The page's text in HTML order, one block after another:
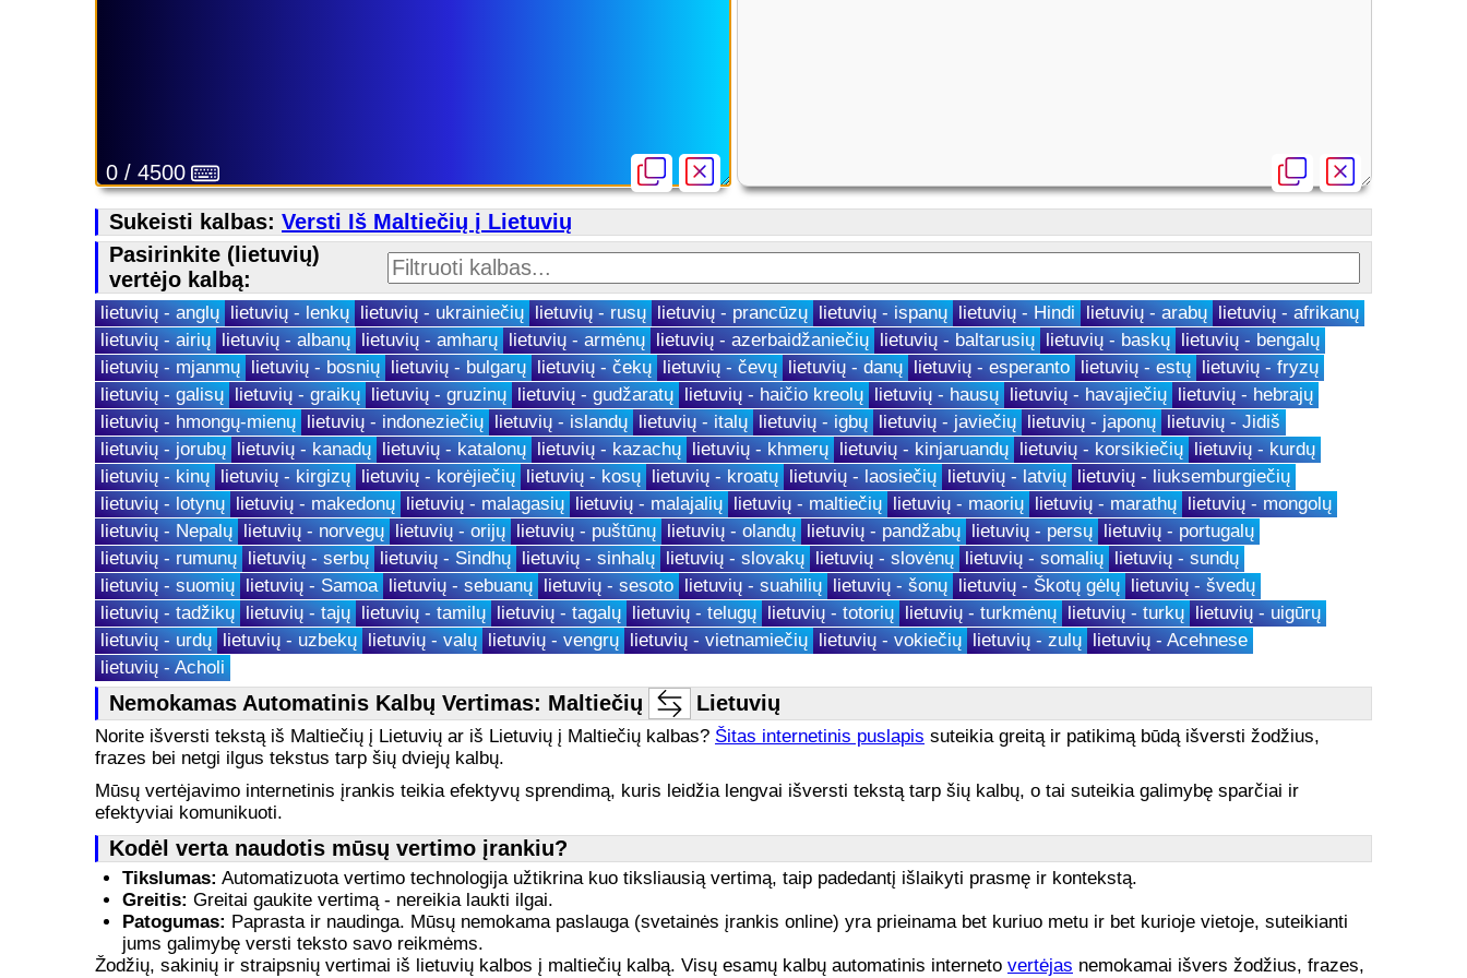
0 / 4500
Sukeisti kalbas: Versti Iš Maltiečių į Lietuvių
Pasirinkite (lietuvių)
vertėjo kalbą:
lietuvių - anglų lietuvių - lenkų lietuvių - ukrainiečių lietuvių - rusų lietuvių - prancūzų lietuvių - ispanų lietuvių - Hindi lietuvių - arabų lietuvių - afrikanų
lietuvių - airių lietuvių - albanų lietuvių - amharų lietuvių - armėnų lietuvių - azerbaidžaniečių lietuvių - baltarusių lietuvių - baskų lietuvių - bengalų
lietuvių - mjanmų lietuvių - bosnių lietuvių - bulgarų lietuvių - čekų lietuvių - čevų lietuvių - danų lietuvių - esperanto lietuvių - estų lietuvių - fryzų
lietuvių - galisų lietuvių - graikų lietuvių - gruzinų lietuvių - gudžaratų lietuvių - haičio kreolų lietuvių - hausų lietuvių - havajiečių lietuvių - hebrajų
lietuvių - hmongų-mienų lietuvių - indoneziečių lietuvių - islandų lietuvių - italų lietuvių - igbų lietuvių - javiečių lietuvių - japonų lietuvių - Jidiš
lietuvių - jorubų lietuvių - kanadų lietuvių - katalonų lietuvių - kazachų lietuvių - khmerų lietuvių - kinjaruandų lietuvių - korsikiečių lietuvių - kurdų
lietuvių - kinų lietuvių - kirgizų lietuvių - korėjiečių lietuvių - kosų lietuvių - kroatų lietuvių - laosiečių lietuvių - latvių lietuvių - liuksemburgiečių
lietuvių - lotynų lietuvių - makedonų lietuvių - malagasių lietuvių - malajalių lietuvių - maltiečių lietuvių - maorių lietuvių - marathų lietuvių - mongolų
lietuvių - Nepalų lietuvių - norvegų lietuvių - orijų lietuvių - puštūnų lietuvių - olandų lietuvių - pandžabų lietuvių - persų lietuvių - portugalų
lietuvių - rumunų lietuvių - serbų lietuvių - Sindhų lietuvių - sinhalų lietuvių - slovakų lietuvių - slovėnų lietuvių - somalių lietuvių - sundų
lietuvių - suomių lietuvių - Samoa lietuvių - sebuanų lietuvių - sesoto lietuvių - suahilių lietuvių - šonų lietuvių - Škotų gėlų lietuvių - švedų
lietuvių - tadžikų lietuvių - tajų lietuvių - tamilų lietuvių - tagalų lietuvių - telugų lietuvių - totorių lietuvių - turkmėnų lietuvių - turkų lietuvių - uigūrų
lietuvių - urdų lietuvių - uzbekų lietuvių - valų lietuvių - vengrų lietuvių - vietnamiečių lietuvių - vokiečių lietuvių - zulų lietuvių - Acehnese
lietuvių - Acholi
Nemokamas Automatinis Kalbų Vertimas: Maltiečių Lietuvių
Norite išversti tekstą iš Maltiečių į Lietuvių ar iš Lietuvių į Maltiečių kalbas? Šitas internetinis puslapis suteikia greitą ir patikimą būdą išversti žodžius,
frazes bei netgi ilgus tekstus tarp šių dviejų kalbų.
Mūsų vertėjavimo internetinis įrankis teikia efektyvų sprendimą, kuris leidžia lengvai išversti tekstą tarp šių kalbų, o tai suteikia galimybę sparčiai ir
efektyviai komunikuoti.
Kodėl verta naudotis mūsų vertimo įrankiu?
Tikslumas: Automatizuota vertimo technologija užtikrina kuo tiksliausią vertimą, taip padedantį išlaikyti prasmę ir kontekstą.
Greitis: Greitai gaukite vertimą - nereikia laukti ilgai.
Patogumas: Paprasta ir naudinga. Mūsų nemokama paslauga (svetainės įrankis online) yra prieinama bet kuriuo metu ir bet kurioje vietoje, suteikianti
jums galimybę versti teksto savo reikmėms.
Žodžių, sakinių ir straipsnių vertimai iš lietuvių kalbos į maltiečių kalbą. Visų esamų kalbų automatinis interneto vertėjas nemokamai išvers žodžius, frazes,